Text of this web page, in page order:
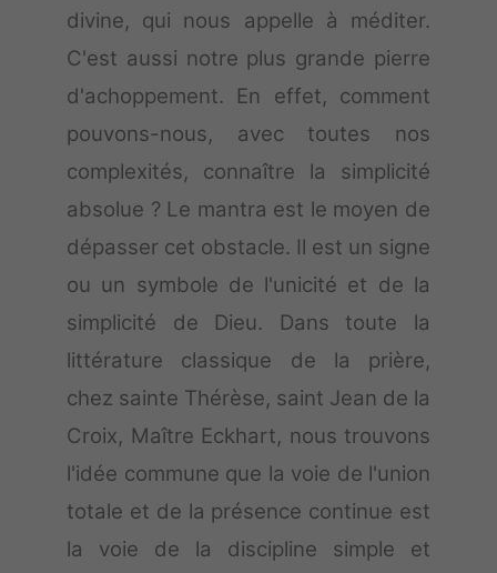
divine, qui nous appelle à méditer.
C'est aussi notre plus grande pierre
d'achoppement. En effet, comment
pouvons-nous, avec toutes nos
complexités, connaître la simplicité
absolue ? Le mantra est le moyen de
dépasser cet obstacle. Il est un signe
ou un symbole de l'unicité et de la
simplicité de Dieu. Dans toute la
littérature classique de la prière,
chez sainte Thérèse, saint Jean de la
Croix, Maître Eckhart, nous trouvons
l'idée commune que la voie de l'union
totale et de la présence continue est
la voie de la discipline simple et